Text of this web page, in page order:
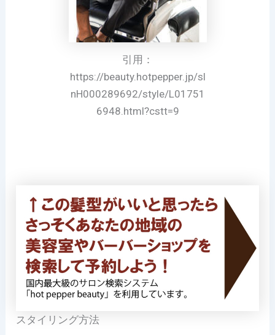
引用：
https://beauty.hotpepper.jp/sl
nH000289692/style/L01751
6948.html?cstt=9
スタイリング方法